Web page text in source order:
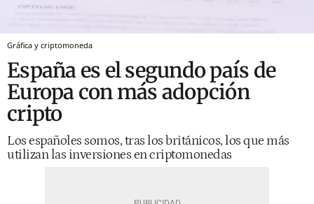
Gráfica y criptomoneda
España es el segundo país de
Europa con más adopción
cripto
Los españoles somos, tras los británicos, los que más
utilizan las inversiones en criptomonedas